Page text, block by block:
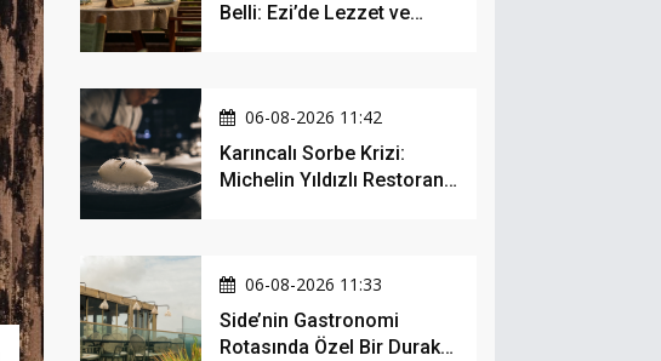
Belli: Ezi’de Lezzet ve
06-08-2026 11:42
Karıncalı Sorbe Krizi:
Michelin Yıldızlı Restoran
06-08-2026 11:33
Side’nin Gastronomi
Rotasında Özel Bir Durak: